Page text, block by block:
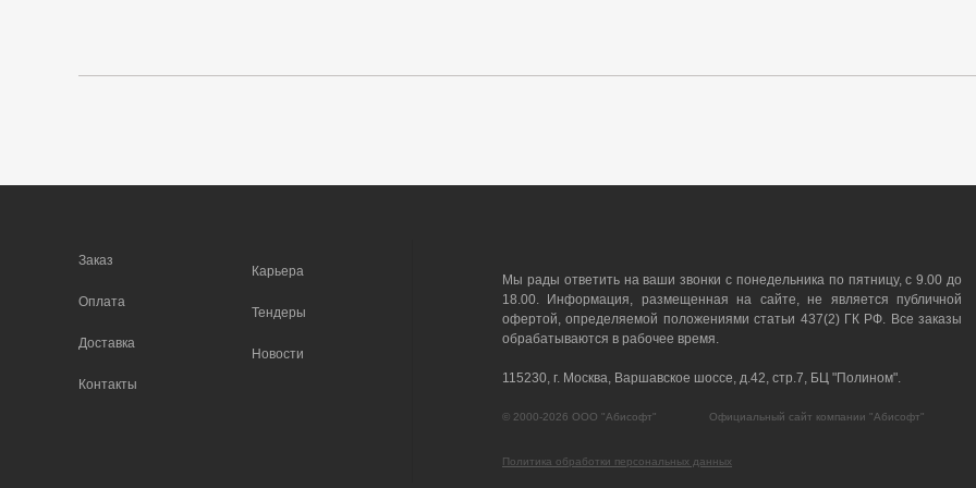
Заказ
Оплата
Доставка
Контакты
Карьера
Тендеры
Новости
Мы рады ответить на ваши звонки с понедельника по пятницу, с 9.00 до
18.00. Информация, размещенная на сайте, не является публичной
офертой, определяемой положениями статьи 437(2) ГК РФ. Все заказы
обрабатываются в рабочее время.
115230, г. Москва, Варшавское шоссе, д.42, стр.7, БЦ "Полином".
© 2000-2026 ООО "Абисофт" Официальный сайт компании "Абисофт"
Политика обработки персональных данных